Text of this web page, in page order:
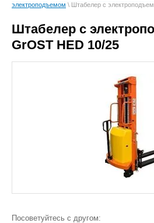
электроподъемом \ Штабелер с
Штабелер с
GrOST HED 10/25
Посоветуйтесь с другом: